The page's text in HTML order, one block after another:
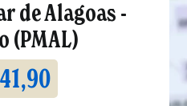
de Alagoas -
(PMAL)